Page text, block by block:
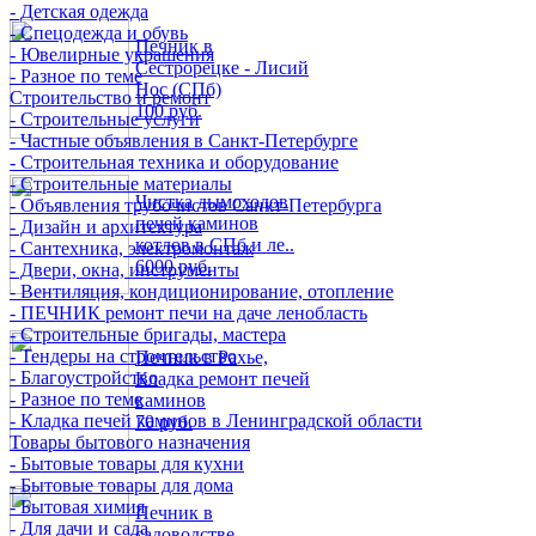
Печник в
Сестрорецке - Лисий
Нос (СПб)
100 руб.
Чистка дымоходов
печей каминов
котлов в СПб и ле..
6000 руб.
Печник в Рахье,
Кладка ремонт печей
каминов
70 руб.
Печник в
- Детская одежда
- Спецодежда и обувь
- Ювелирные украшения
- Разное по теме
Строительство и ремонт
- Строительные услуги
- Частные объявления в Санкт-Петербурге
- Строительная техника и оборудование
- Строительные материалы
- Объявления трубочистов Санкт-Петербурга
- Дизайн и архитектура
- Сантехника, электромонтаж
- Двери, окна, инструменты
- Вентиляция, кондиционирование, отопление
- ПЕЧНИК ремонт печи на даче ленобласть
- Строительные бригады, мастера
- Тендеры на строительство
- Благоустройство
- Разное по теме
- Кладка печей каминов в Ленинградской области
Товары бытового назначения
- Бытовые товары для кухни
- Бытовые товары для дома
- Бытовая химия
- Для дачи и сада